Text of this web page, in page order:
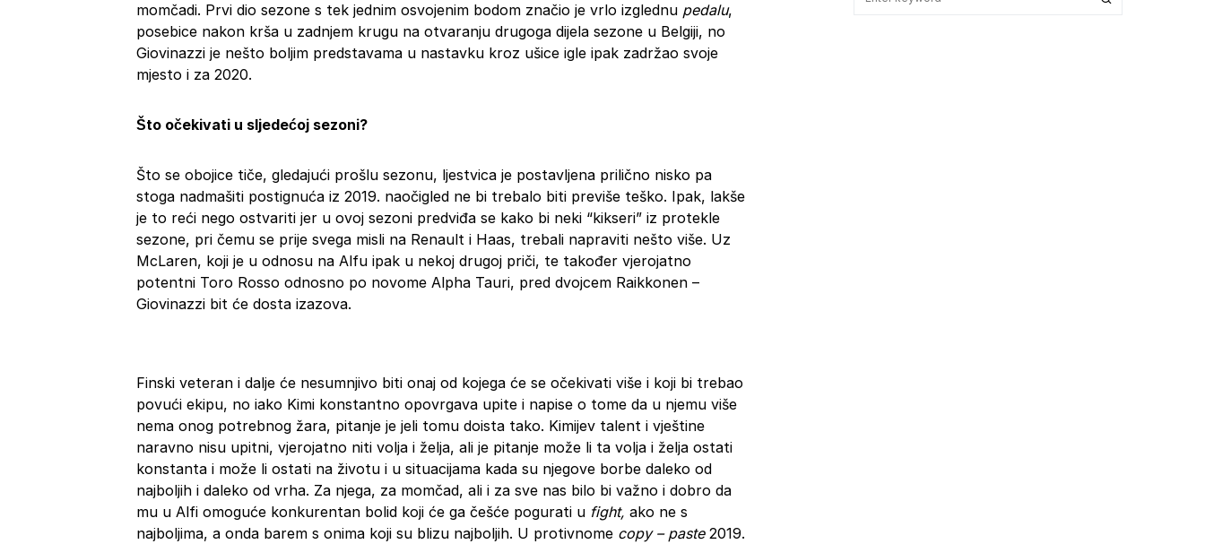
momčadi. Prvi dio sezone s tek jednim osvojenim bodom značio je vrlo izglednu pedalu,
posebice nakon krša u zadnjem krugu na otvaranju drugoga dijela sezone u Belgiji, no
Giovinazzi je nešto boljim predstavama u nastavku kroz ušice igle ipak zadržao svoje
mjesto i za 2020.
Što očekivati u sljedećoj sezoni?
Što se obojice tiče, gledajući prošlu sezonu, ljestvica je postavljena prilično nisko pa
stoga nadmašiti postignuća iz 2019. naočigled ne bi trebalo biti previše teško. Ipak, lakše
je to reći nego ostvariti jer u ovoj sezoni predviđa se kako bi neki “kikseri” iz protekle
sezone, pri čemu se prije svega misli na Renault i Haas, trebali napraviti nešto više. Uz
McLaren, koji je u odnosu na Alfu ipak u nekoj drugoj priči, te također vjerojatno
potentni Toro Rosso odnosno po novome Alpha Tauri, pred dvojcem Raikkonen –
Giovinazzi bit će dosta izazova.
Finski veteran i dalje će nesumnjivo biti onaj od kojega će se očekivati više i koji bi trebao
povući ekipu, no iako Kimi konstantno opovrgava upite i napise o tome da u njemu više
nema onog potrebnog žara, pitanje je jeli tomu doista tako. Kimijev talent i vještine
naravno nisu upitni, vjerojatno niti volja i želja, ali je pitanje može li ta volja i želja ostati
konstanta i može li ostati na životu i u situacijama kada su njegove borbe daleko od
najboljih i daleko od vrha. Za njega, za momčad, ali i za sve nas bilo bi važno i dobro da
mu u Alfi omoguće konkurentan bolid koji će ga češće pogurati u fight, ako ne s
najboljima, a onda barem s onima koji su blizu najboljih. U protivnome copy – paste2019.